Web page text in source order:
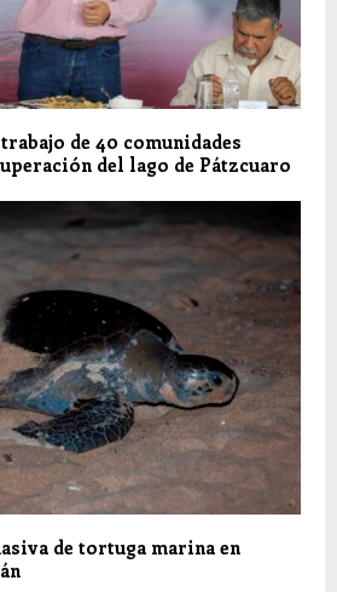
de 40 comunidades
del lago de Pátzcuaro
de tortuga marina en